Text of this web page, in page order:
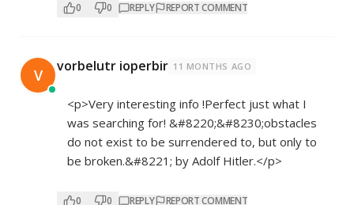
0 0 REPLY REPORT COMMENT
V vorbelutr ioperbir 11 MONTHS AGO
<p>Very interesting info !Perfect just what I
was searching for! &#8220;&#8230;obstacles
do not exist to be surrendered to, but only to
be broken.&#8221; by Adolf Hitler.</p>
0 0 REPLY REPORT COMMENT